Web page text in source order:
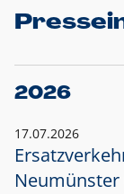
2026
17.07.2026
Neumünster